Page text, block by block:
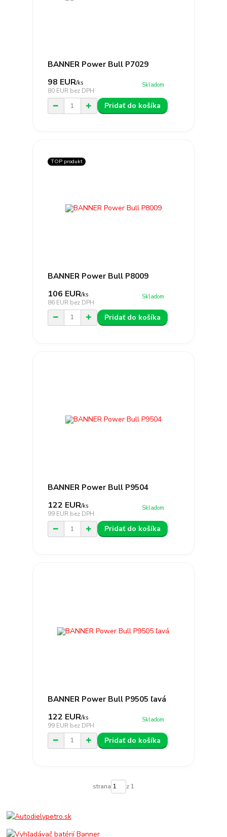
BANNER Power Bull P7029
98 EUR/ks
80 EUR bez DPH
Skladom
Pridať do košíka
TOP produkt
BANNER Power Bull P8009
106 EUR/ks
86 EUR bez DPH
Skladom
Pridať do košíka
BANNER Power Bull P9504
122 EUR/ks
99 EUR bez DPH
Skladom
Pridať do košíka
BANNER Power Bull P9505 ľavá
122 EUR/ks
99 EUR bez DPH
Skladom
Pridať do košíka
strana z 1